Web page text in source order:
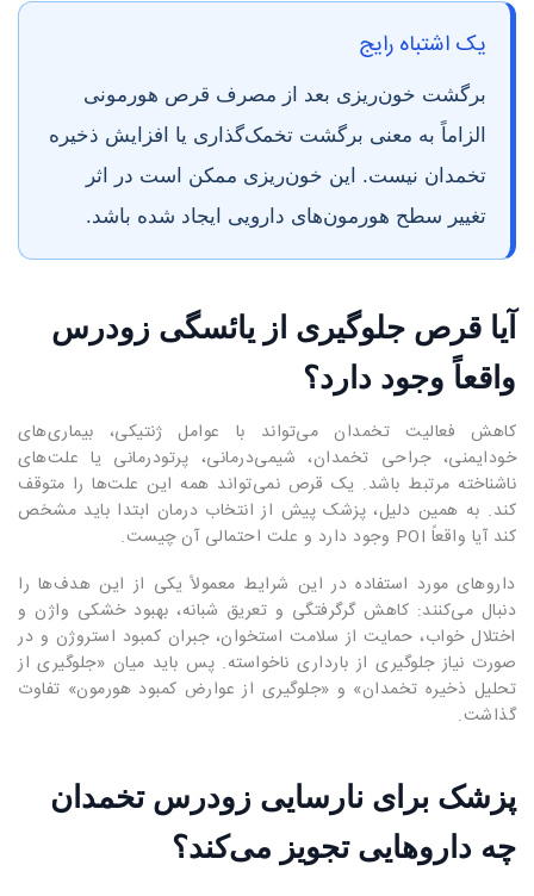
یک اشتباه رایج
برگشت خون‌ریزی بعد از مصرف قرص هورمونی
الزاماً به معنی برگشت تخمک‌گذاری یا افزایش ذخیره
تخمدان نیست. این خون‌ریزی ممکن است در اثر
تغییر سطح هورمون‌های دارویی ایجاد شده باشد.
آیا قرص جلوگیری از یائسگی زودرس
واقعاً وجود دارد؟
کاهش فعالیت تخمدان می‌تواند با عوامل ژنتیکی، بیماری‌های
خودایمنی، جراحی تخمدان، شیمی‌درمانی، پرتودرمانی یا علت‌های
ناشناخته مرتبط باشد. یک قرص نمی‌تواند همه این علت‌ها را متوقف
کند. به همین دلیل، پزشک پیش از انتخاب درمان ابتدا باید مشخص
کند آیا واقعاً POI وجود دارد و علت احتمالی آن چیست.
داروهای مورد استفاده در این شرایط معمولاً یکی از این هدف‌ها را
دنبال می‌کنند: کاهش گرگرفتگی و تعریق شبانه، بهبود خشکی واژن و
اختلال خواب، حمایت از سلامت استخوان، جبران کمبود استروژن و در
صورت نیاز جلوگیری از بارداری ناخواسته. پس باید میان «جلوگیری از
تحلیل ذخیره تخمدان» و «جلوگیری از عوارض کمبود هورمون» تفاوت
گذاشت.
پزشک برای نارسایی زودرس تخمدان
چه داروهایی تجویز می‌کند؟